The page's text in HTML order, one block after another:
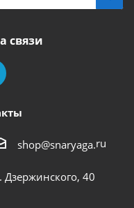
связи
shop@snaryaga.ru
40